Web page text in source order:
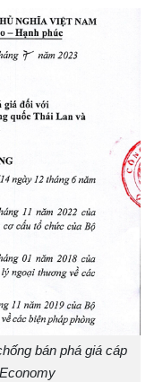
bán phá giá cáp